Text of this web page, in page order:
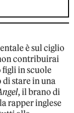
è sul ciglio
contribuirai
in scuole
stare in una
, il brano di
rapper inglese